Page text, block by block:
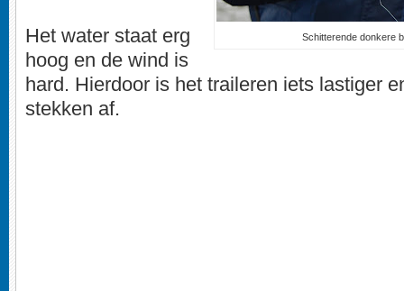
Schitterende donkere
Het water staat erg
hoog en de wind is
hard. Hierdoor is het traileren iets lastiger
stekken af.